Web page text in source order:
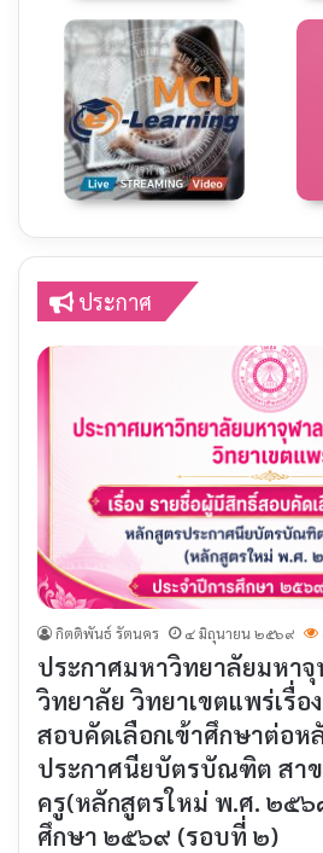
ประกาศ
กิตติพันธ์ รัตนคร ๔ มิถุนายน ๒๕๖๙
ประกาศมหาวิทยาลัยมหา
วิทยาลัย วิทยาเขตแพร่เรื่อ
สอบคัดเลือกเข้าศึกษาต่อห
ประกาศนียบัตรบัณฑิต สา
ครู(หลักสูตรใหม่ พ.ศ. ๒๕๖
ศึกษา ๒๕๖๙ (รอบที่ ๒)